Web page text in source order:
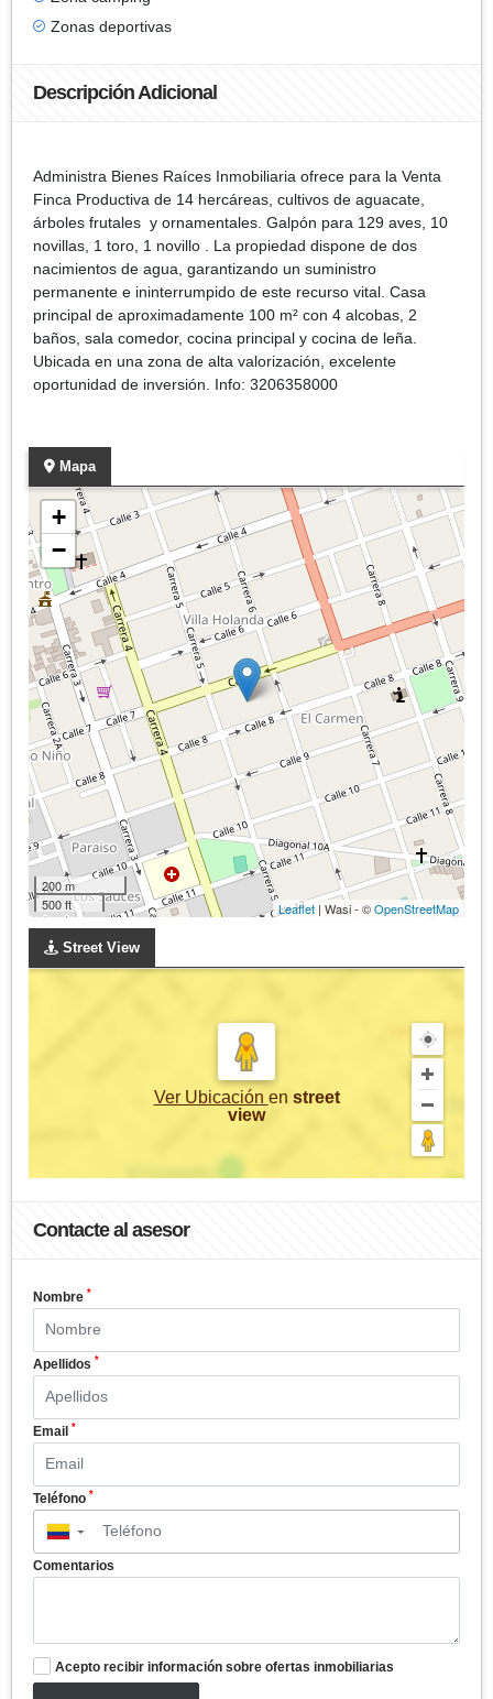
Zonas deportivas
Descripción Adicional
Administra Bienes Raíces Inmobiliaria ofrece para la Venta
Finca Productiva de 14 hercáreas, cultivos de aguacate,
árboles frutales y ornamentales. Galpón para 129 aves, 10
novillas, 1 toro, 1 novillo . La propiedad dispone de dos
nacimientos de agua, garantizando un suministro
permanente e ininterrumpido de este recurso vital. Casa
principal de aproximadamente 100 m² con 4 alcobas, 2
baños, sala comedor, cocina principal y cocina de leña.
Ubicada en una zona de alta valorización, excelente
oportunidad de inversión. Info: 3206358000
Mapa
+
−
200 m
500 ft
Leaflet | Wasi - ©OpenStreetMap
Street View
Ver Ubicación en street
view
Contacte al asesor
Nombre *
Apellidos *
Email *
Teléfono *
▼
Comentarios
Acepto recibir información sobre ofertas inmobiliarias